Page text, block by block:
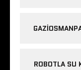
ROBOTLA SU